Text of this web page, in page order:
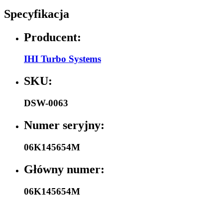
Specyfikacja
Producent:
IHI Turbo Systems
SKU:
DSW-0063
Numer seryjny:
06K145654M
Główny numer:
06K145654M